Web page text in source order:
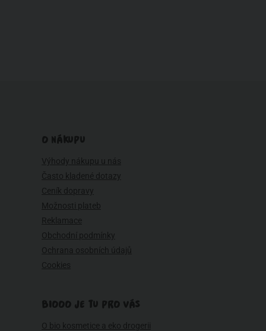
O NÁKUPU
Výhody nákupu u nás
Často kladené dotazy
Ceník dopravy
Možnosti plateb
Reklamace
Obchodní podmínky
Ochrana osobních údajů
Cookies
BIOOO JE TU PRO VÁS
O bio kosmetice a eko drogerii